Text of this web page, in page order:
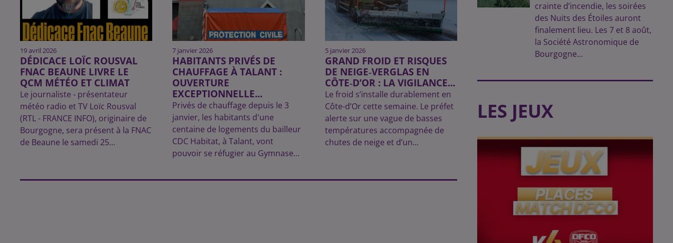
19 avril 2026
DÉDICACE LOÏC ROUSVAL
FNAC BEAUNE LIVRE LE
QCM MÉTÉO ET CLIMAT
Le journaliste - présentateur
météo radio et TV Loïc Rousval
(RTL - FRANCE INFO), originaire de
Bourgogne, sera présent à la FNAC
de Beaune le samedi 25...
7 janvier 2026
HABITANTS PRIVÉS DE
CHAUFFAGE À TALANT :
OUVERTURE
EXCEPTIONNELLE...
Privés de chauffage depuis le 3
janvier, les habitants d'une
centaine de logements du bailleur
CDC Habitat, à Talant, vont
pouvoir se réfugier au Gymnase...
5 janvier 2026
GRAND FROID ET RISQUES
DE NEIGE‑VERGLAS EN
CÔTE‑D’OR : LA VIGILANCE...
Le froid s’installe durablement en
Côte-d’Or cette semaine. Le préfet
alerte sur une vague de basses
températures accompagnée de
chutes de neige et d’un...
crainte d’incendie, les soirées
des Nuits des Étoiles auront
finalement lieu. Les 7 et 8 août,
la Société Astronomique de
Bourgogne...
LES JEUX